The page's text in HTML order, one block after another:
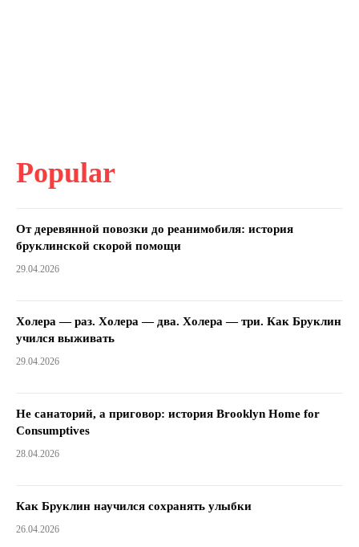
Popular
От деревянной повозки до реанимобиля: история
бруклинской скорой помощи
29.04.2026
Холера — раз. Холера — два. Холера — три. Как Бруклин
учился выживать
29.04.2026
Не санаторий, а приговор: история Brooklyn Home for
Consumptives
28.04.2026
Как Бруклин научился сохранять улыбки
26.04.2026